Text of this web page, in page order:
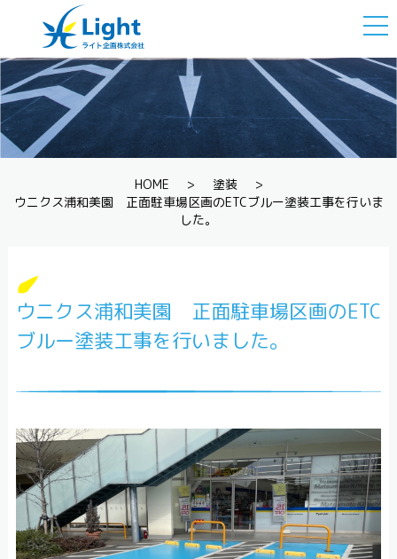
HOME > 塗装
>
ウニクス浦和美園 正面駐車場区画のETCブルー塗装工事を行いま
した。
ウニクス浦和美園 正面駐車場区画のETC
ブルー塗装工事を行いました。